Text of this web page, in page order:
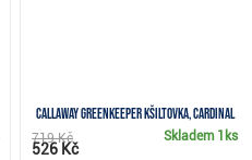
Callaway Greenkeeper kšiltovka, cardinal
Skladem 1ks
719 Kč
526 Kč